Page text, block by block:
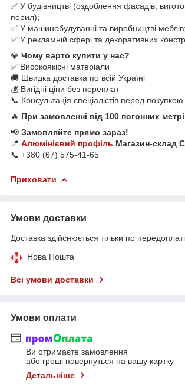
✅ У будівництві (оздоблення фасадів,
перил);
✅ У машинобудуванні та виробництві меблів;
✅ У рекламній сфері та декоративних
💎 Чому варто купити у нас?
✅ Високоякісні матеріали
🚚 Швидка доставка по всій Україні
💰 Вигідні ціни без переплат
📞 Консультація спеціалістів перед покупкою
🔥 При замовленні від 100 погонних
📢 Замовляйте прямо зараз!
📍 Алюмінієвий профіль Магазин-склад
📞 +380 (67) 575-41-65
Приховати
Умови доставки
Доставка здійснюється тільки по передоплаті.
Нова Пошта
Всі умови доставки
Умови оплати
Ви отримаєте замовлення
або гроші повернуться на вашу картку
Детальніше